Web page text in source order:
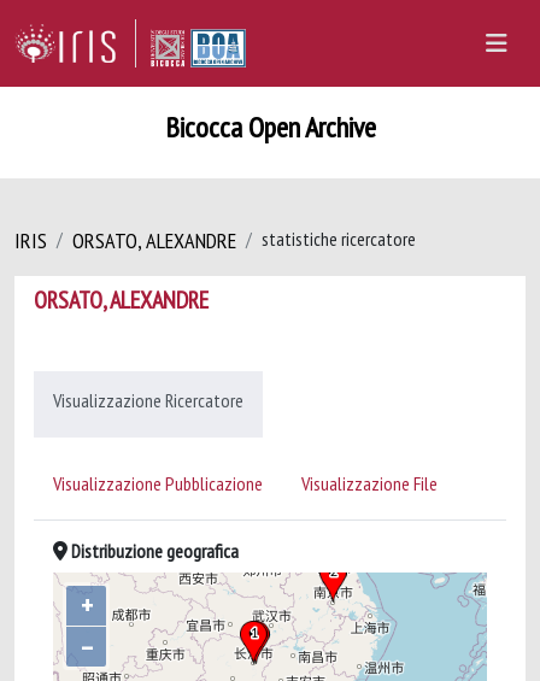
Bicocca Open Archive
IRIS ORSATO, ALEXANDRE statistiche ricercatore
ORSATO, ALEXANDRE
Visualizzazione Ricercatore
Visualizzazione Pubblicazione Visualizzazione File
Distribuzione geografica
+
–